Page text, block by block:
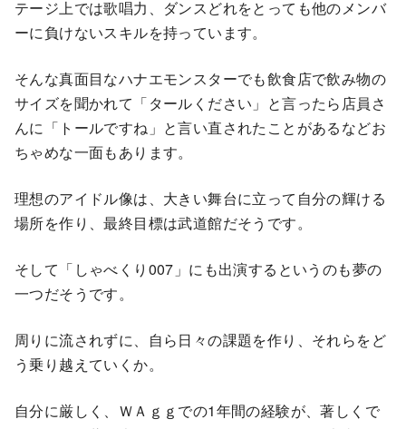
テージ上では歌唱力、ダンスどれをとっても他のメンバ
ーに負けないスキルを持っています。
そんな真面目なハナエモンスターでも飲食店で飲み物の
サイズを聞かれて「タールください」と言ったら店員さ
んに「トールですね」と言い直されたことがあるなどお
ちゃめな一面もあります。
理想のアイドル像は、大きい舞台に立って自分の輝ける
場所を作り、最終目標は武道館だそうです。
そして「しゃべくり007」にも出演するというのも夢の
一つだそうです。
周りに流されずに、自ら日々の課題を作り、それらをど
う乗り越えていくか。
自分に厳しく、ＷＡｇｇでの1年間の経験が、著しくで